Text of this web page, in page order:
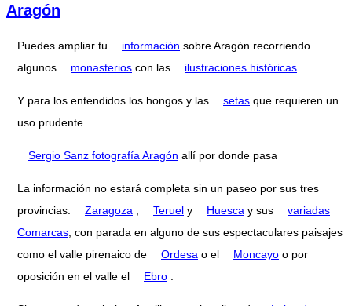
Aragón
Puedes ampliar tu información sobre Aragón recorriendo
algunos
monasterios con las ilustraciones históricas
Y para los entendidos los hongos y las setas que requieren un
uso prudente.
Sergio Sanz fotografía Aragón allí por donde pasa
La información no estará completa sin un paseo por sus tres
provincias:
Zaragoza Teruel y Huesca y sus
variadas
Comarcas , con parada en alguno de sus espectaculares paisajes
como el valle pirenaico de
Ordesa o el Moncayo o por
oposición en el valle el
Ebro